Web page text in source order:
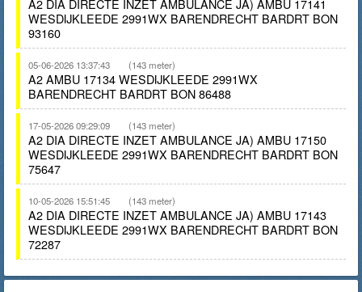
A2 DIA DIRECTE INZET AMBULANCE JA) AMBU 17141
WESDIJKLEEDE 2991WX BARENDRECHT BARDRT BON
93160
05-06-2026 13:37:43 (143 meter)
A2 AMBU 17134 WESDIJKLEEDE 2991WX
BARENDRECHT BARDRT BON 86488
17-05-2026 09:29:09 (143 meter)
A2 DIA DIRECTE INZET AMBULANCE JA) AMBU 17150
WESDIJKLEEDE 2991WX BARENDRECHT BARDRT BON
75647
10-05-2026 15:51:45 (143 meter)
A2 DIA DIRECTE INZET AMBULANCE JA) AMBU 17143
WESDIJKLEEDE 2991WX BARENDRECHT BARDRT BON
72287